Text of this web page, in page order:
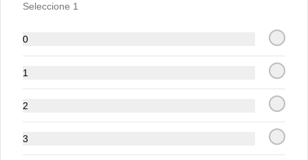
$20.900
Plato Fondos Pollos(Chicken)
Seleccione 1
0
1
2
3